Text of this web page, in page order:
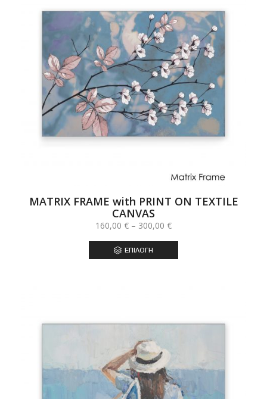
MATRIX FRAME with PRINT ON TEXTILE
CANVAS
160,00 € – 300,00 €Price
ΕΠΙΛΟΓΉ